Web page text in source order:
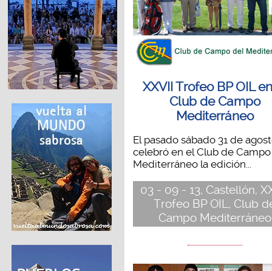
XXVII Trofeo BP OIL
Club de Campo
Mediterráneo
El pasado sábado 31 de
celebró en el Club de Campo
Mediterráneo la edición...
03 - 09 - 13, Castellón,
Trofeo BP OIL, Club
Campo Mediterráneo